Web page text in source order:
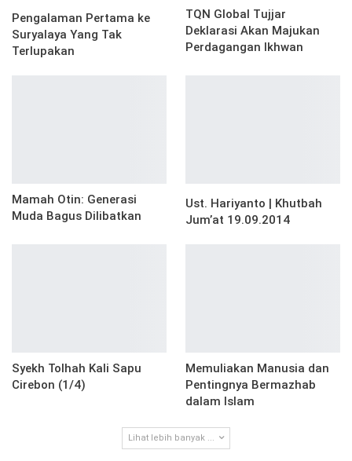
Pengalaman Pertama ke
Suryalaya Yang Tak
Terlupakan
TQN Global Tujjar
Deklarasi Akan Majukan
Perdagangan Ikhwan
Mamah Otin: Generasi
Muda Bagus Dilibatkan
Ust. Hariyanto | Khutbah
Jum’at 19.09.2014
Syekh Tolhah Kali Sapu
Cirebon (1/4)
Memuliakan Manusia dan
Pentingnya Bermazhab
dalam Islam
Lihat lebih banyak ...